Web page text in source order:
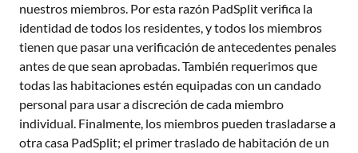
nuestros miembros. Por esta razón PadSplit verifica la
identidad de todos los residentes, y todos los miembros
tienen que pasar una verificación de antecedentes penales
antes de que sean aprobadas. También requerimos que
todas las habitaciones estén equipadas con un candado
personal para usar a discreción de cada miembro
individual. Finalmente, los miembros pueden trasladarse a
otra casa PadSplit; el primer traslado de habitación de un